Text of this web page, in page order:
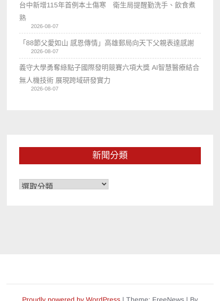
台中新增115年首例本土傷寒 衛生局提醒勤洗手、飲食煮
熟
2026-08-07
「88節父愛如山 感恩傳情」高雄郵局向天下父親表達感謝
2026-08-07
義守大學勇奪綠點子國際發明競賽六項大獎 AI智慧醫療結合
無人機技術 展現跨域研發實力
2026-08-07
新聞分類
新